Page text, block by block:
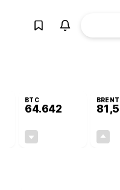
BTC
64.642